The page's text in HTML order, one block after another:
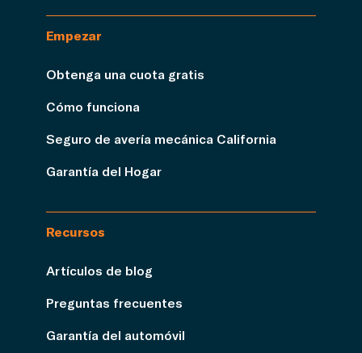
Empezar
Obtenga una cuota gratis
Cómo funciona
Seguro de avería mecánica California
Garantía del Hogar
Recursos
Artículos de blog
Preguntas frecuentes
Garantía del automóvil